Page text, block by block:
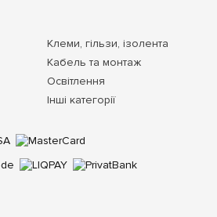
Клеми, гільзи, ізолента
Кабель та монтаж
Освітлення
Інші категорії